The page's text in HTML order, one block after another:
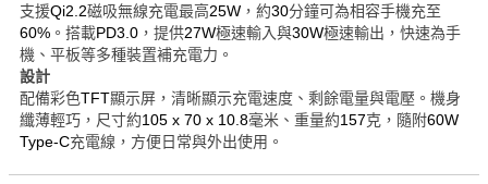
支援Qi2.2磁吸無線充電最高25W ，約30分鐘可為相容手機充至
60% 。搭載PD3.0 ，提供27W極速輸入與30W極速輸出，快速為手
機、平板等多種裝置補充電力。
設計
配備彩色TFT顯示屏，清晰顯示充電速度、剩餘電量與電壓。機身
纖薄輕巧，尺寸約105 x 70 x 10.8毫米、重量約157克，隨附60W
Type-C充電線，方便日常與外出使用。